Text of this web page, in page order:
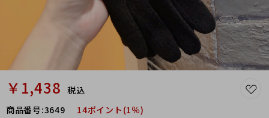
￥1,438 税込
商品番号:3649 14ポイント(1％)